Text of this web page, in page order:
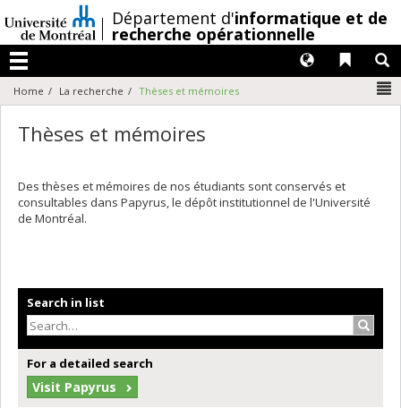
au
contenu
/Département d'informatique et de
recherche opérationnelle
Menu
Liens
Langues
Home La recherche Thèses et mémoires
Thèses et mémoires
Des thèses et mémoires de nos étudiants sont conservés et
consultables dans Papyrus, le dépôt institutionnel de l'Université
de Montréal.
Search in list
For a detailed search
Visit Papyrus